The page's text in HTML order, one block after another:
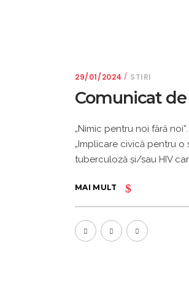
29/01/2024 STIRI
Comunicat
„Nimic pentru noi fără
„Implicare civică pentru
tuberculoză şi/sau HIV
MAI MULT